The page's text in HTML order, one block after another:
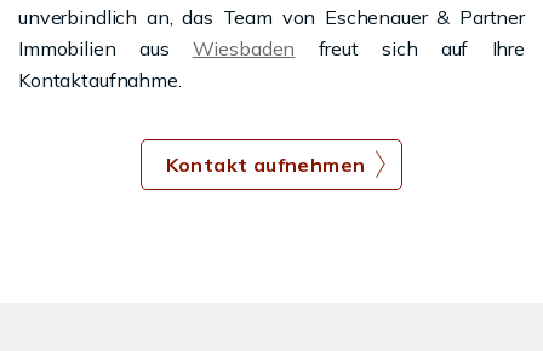
unverbindlich an, das Team von Eschenauer & Partner
Immobilien aus Wiesbaden freut sich auf Ihre
Kontaktaufnahme.
Kontakt aufnehmen